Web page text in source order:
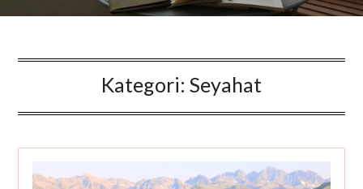
Kategori: Seyahat